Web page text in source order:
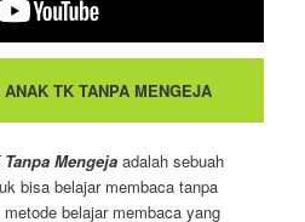
TK TANPA MENGEJA
Mengeja adalah sebuah
bisa belajar membaca tanpa
belajar membaca yang